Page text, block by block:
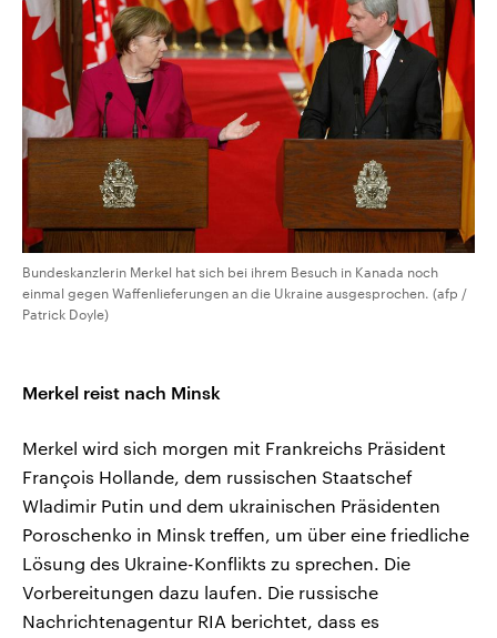
Bundeskanzlerin Merkel hat sich bei ihrem Besuch in Kanada noch
einmal gegen Waffenlieferungen an die Ukraine ausgesprochen. (afp /
Patrick Doyle)
Merkel reist nach Minsk
Merkel wird sich morgen mit Frankreichs Präsident
François Hollande, dem russischen Staatschef
Wladimir Putin und dem ukrainischen Präsidenten
Poroschenko in Minsk treffen, um über eine friedliche
Lösung des Ukraine-Konflikts zu sprechen. Die
Vorbereitungen dazu laufen. Die russische
Nachrichtenagentur RIA berichtet, dass es